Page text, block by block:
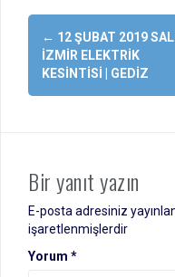
Yazı
dolaşımı
← 12 ŞUBAT 2019 SALI
İZMIR ELEKTRIK
KESINTISI | GEDIZ
Bir yanıt yazın
E-posta adresiniz
işaretlenmişlerdir
Yorum *